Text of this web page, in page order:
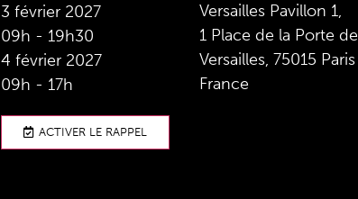
3 février 2027
09h - 19h30
4 février 2027
09h - 17h
ACTIVER LE RAPPEL
Versailles Pavillon 1,
1 Place de la Porte de
Versailles, 75015 Paris
France